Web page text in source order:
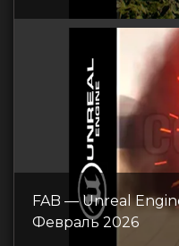
FAB — Unreal
Февраль 2026